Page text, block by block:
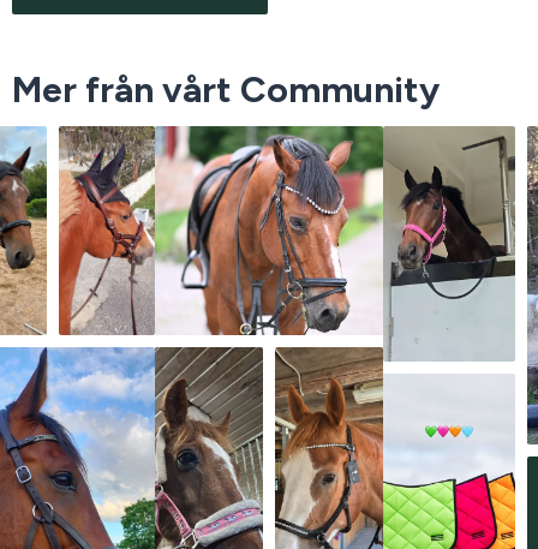
Mer från vårt Community